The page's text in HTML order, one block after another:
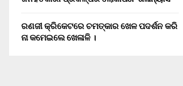
ରଣଜୀ କ୍ରିକେଟରେ ଚମତ୍କାର ଖେଳ ପଦର୍ଶନ କରି
ନା କମେଇଲେ ଖେଳାଳି ।